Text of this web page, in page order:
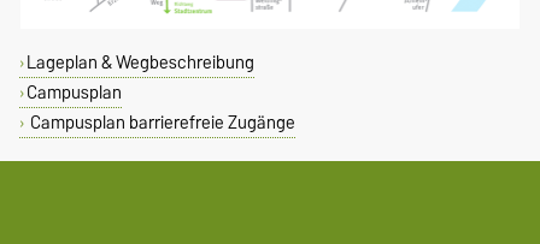
Lageplan & Wegbeschreibung
Campusplan
Campusplan barrierefreie Zugänge